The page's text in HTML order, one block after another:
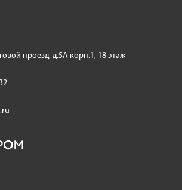
проезд, д.5А корп.1, 18 этаж